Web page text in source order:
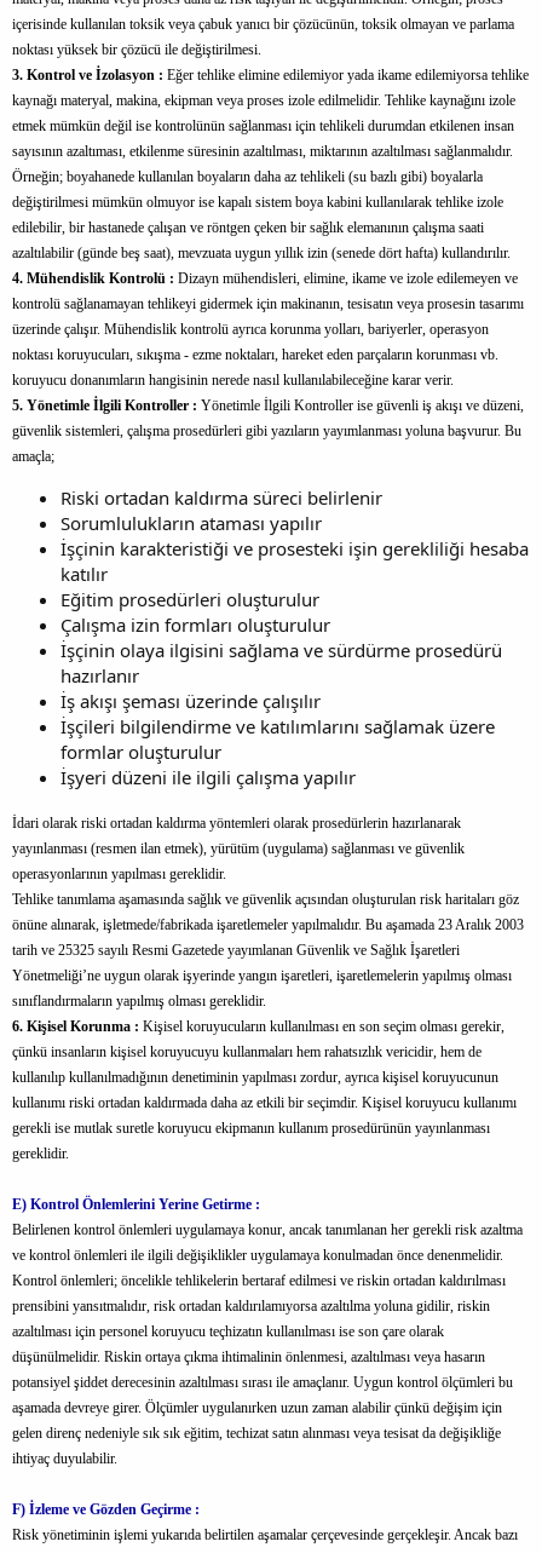
içerisinde kullanılan toksik veya çabuk yanıcı bir çözücünün, toksik olmayan ve parlama
noktası yüksek bir çözücü ile değiştirilmesi.
3. Kontrol ve İzolasyon : Eğer tehlike elimine edilemiyor yada ikame edilemiyorsa tehlike
kaynağı materyal, makina, ekipman veya proses izole edilmelidir. Tehlike kaynağını izole
etmek mümkün değil ise kontrolünün sağlanması için tehlikeli durumdan etkilenen insan
sayısının azaltıması, etkilenme süresinin azaltılması, miktarının azaltılması sağlanmalıdır.
Örneğin; boyahanede kullanılan boyaların daha az tehlikeli (su bazlı gibi) boyalarla
değiştirilmesi mümkün olmuyor ise kapalı sistem boya kabini kullanılarak tehlike izole
edilebilir, bir hastanede çalışan ve röntgen çeken bir sağlık elemanının çalışma saati
azaltılabilir (günde beş saat), mevzuata uygun yıllık izin (senede dört hafta) kullandırılır.
4. Mühendislik Kontrolü : Dizayn mühendisleri, elimine, ikame ve izole edilemeyen ve
kontrolü sağlanamayan tehlikeyi gidermek için makinanın, tesisatın veya prosesin tasarımı
üzerinde çalışır. Mühendislik kontrolü ayrıca korunma yolları, bariyerler, operasyon
noktası koruyucuları, sıkışma - ezme noktaları, hareket eden parçaların korunması vb.
koruyucu donanımların hangisinin nerede nasıl kullanılabileceğine karar verir.
5. Yönetimle İlgili Kontroller : Yönetimle İlgili Kontroller ise güvenli iş akışı ve düzeni,
güvenlik sistemleri, çalışma prosedürleri gibi yazıların yayımlanması yoluna başvurur. Bu
amaçla;
Riski ortadan kaldırma süreci belirlenir
Sorumlulukların ataması yapılır
İşçinin karakteristiği ve prosesteki işin gerekliliği hesaba
katılır
Eğitim prosedürleri oluşturulur
Çalışma izin formları oluşturulur
İşçinin olaya ilgisini sağlama ve sürdürme prosedürü
hazırlanır
İş akışı şeması üzerinde çalışılır
İşçileri bilgilendirme ve katılımlarını sağlamak üzere
formlar oluşturulur
İşyeri düzeni ile ilgili çalışma yapılır
İdari olarak riski ortadan kaldırma yöntemleri olarak prosedürlerin hazırlanarak
yayınlanması (resmen ilan etmek), yürütüm (uygulama) sağlanması ve güvenlik
operasyonlarının yapılması gereklidir.
Tehlike tanımlama aşamasında sağlık ve güvenlik açısından oluşturulan risk haritaları göz
önüne alınarak, işletmede/fabrikada işaretlemeler yapılmalıdır. Bu aşamada 23 Aralık 2003
tarih ve 25325 sayılı Resmi Gazetede yayımlanan Güvenlik ve Sağlık İşaretleri
Yönetmeliği’ne uygun olarak işyerinde yangın işaretleri, işaretlemelerin yapılmış olması
sınıflandırmaların yapılmış olması gereklidir.
6. Kişisel Korunma : Kişisel koruyucuların kullanılması en son seçim olması gerekir,
çünkü insanların kişisel koruyucuyu kullanmaları hem rahatsızlık vericidir, hem de
kullanılıp kullanılmadığının denetiminin yapılması zordur, ayrıca kişisel koruyucunun
kullanımı riski ortadan kaldırmada daha az etkili bir seçimdir. Kişisel koruyucu kullanımı
gerekli ise mutlak suretle koruyucu ekipmanın kullanım prosedürünün yayınlanması
gereklidir.
E) Kontrol Önlemlerini Yerine Getirme :
Belirlenen kontrol önlemleri uygulamaya konur, ancak tanımlanan her gerekli risk azaltma
ve kontrol önlemleri ile ilgili değişiklikler uygulamaya konulmadan önce denenmelidir.
Kontrol önlemleri; öncelikle tehlikelerin bertaraf edilmesi ve riskin ortadan kaldırılması
prensibini yansıtmalıdır, risk ortadan kaldırılamıyorsa azaltılma yoluna gidilir, riskin
azaltılması için personel koruyucu teçhizatın kullanılması ise son çare olarak
düşünülmelidir. Riskin ortaya çıkma ihtimalinin önlenmesi, azaltılması veya hasarın
potansiyel şiddet derecesinin azaltılması sırası ile amaçlanır. Uygun kontrol ölçümleri bu
aşamada devreye girer. Ölçümler uygulanırken uzun zaman alabilir çünkü değişim için
gelen direnç nedeniyle sık sık eğitim, techizat satın alınması veya tesisat da değişikliğe
ihtiyaç duyulabilir.
F) İzleme ve Gözden Geçirme :
Risk yönetiminin işlemi yukarıda belirtilen aşamalar çerçevesinde gerçekleşir. Ancak bazı